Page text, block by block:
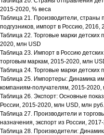
2015-2020, % веса
Таблица 21. Производители, страны
подгузников, импорт в Россию, 2016,
Таблица 22. Торговые марки детских
2020, млн USD
Таблица 23. Импорт в Россию
торговым маркам, 2015-2020, млн
Таблица 24. Торговые марки детских
Таблица 25. Импортеры: Динамика
компаниям-получателям, 2015-2020,
Таблица 26. Экспорт: Основные
России, 2015-2020, млн USD, млн
Таблица 27. Производители и
назначения, экспорт из России,
Таблица 28. Производители: